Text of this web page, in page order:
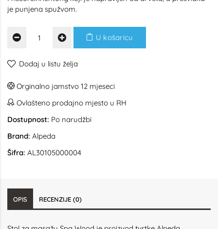
je punjena spužvom.
U košaricu
Dodaj u listu želja
Orginalno jamstvo 12 mjeseci
Ovlašteno prodajno mjesto u RH
Dostupnost: Po narudžbi
Brand: Alpeda
Šifra: AL30105000004
OPIS RECENZIJE (0)